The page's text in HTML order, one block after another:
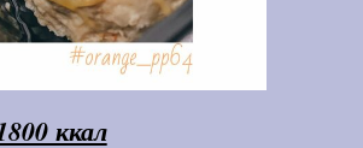
ккал